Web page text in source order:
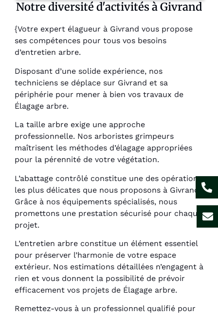
Notre diversité d'activités à Givrand
{Votre expert élagueur à Givrand vous propose
ses compétences pour tous vos besoins
d’entretien arbre.
Disposant d’une solide expérience, nos
techniciens se déplace sur Givrand et sa
périphérie pour mener à bien vos travaux de
Élagage arbre.
La taille arbre exige une approche
professionnelle. Nos arboristes grimpeurs
maîtrisent les méthodes d’élagage appropriées
pour la pérennité de votre végétation.
L’abattage contrôlé constitue une des opérations
les plus délicates que nous proposons à Givrand.
Grâce à nos équipements spécialisés, nous
promettons une prestation sécurisé pour chaque
projet.
L’entretien arbre constitue un élément essentiel
pour préserver l’harmonie de votre espace
extérieur. Nos estimations détaillées n’engagent à
rien et vous donnent la possibilité de prévoir
efficacement vos projets de Élagage arbre.
Remettez-vous à un professionnel qualifié pour